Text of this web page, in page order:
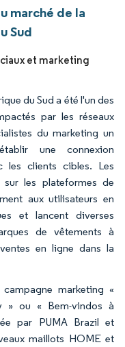
marché de la
Sud
et marketing
du Sud a été l'un des
par les réseaux
du marketing un
une connexion
les clients cibles. Les
sur les plateformes de
aux utilisateurs en
et lancent diverses
de vêtements à
en ligne dans la
marketing «
» ou « Bem-vindos à
par PUMA Brazil et
maillots HOME et